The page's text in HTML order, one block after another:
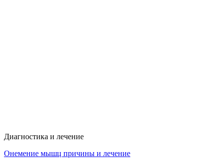
Диагностика и лечение
Онемение мышц причины и лечение